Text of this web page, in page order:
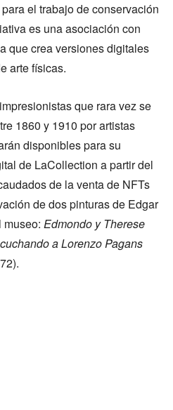
el trabajo de conservación
es una asociación con
que crea versiones digitales
arte físicas.
que rara vez se
1860 y 1910 por artistas
disponibles para su
de LaCollection a partir del
de la venta de NFTs
de dos pinturas de Edgar
Edmondo y Therese
a Lorenzo Pagans